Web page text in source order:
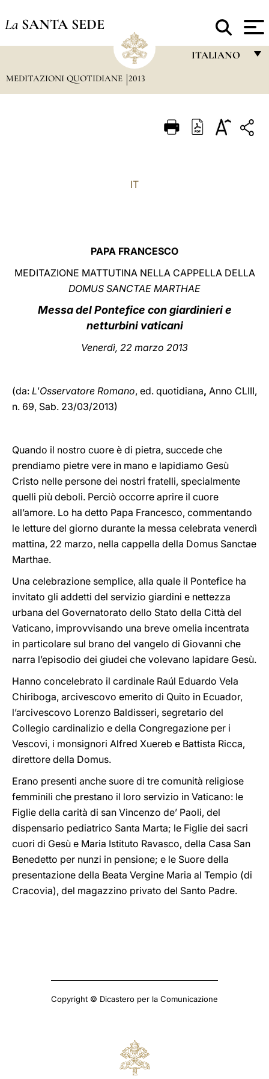
La SANTA SEDE
ITALIANO
ITALIANO
中文
LATINE
MEDITAZIONI QUOTIDIANE 2013
IT
PAPA FRANCESCO
MEDITAZIONE MATTUTINA NELLA CAPPELLA DELLA
DOMUS SANCTAE MARTHAE
Messa del Pontefice con giardinieri e
netturbini vaticani
Venerdì, 22 marzo 2013
(da: L'Osservatore Romano, ed. quotidiana, Anno CLIII,
n. 69, Sab. 23/03/2013)
Quando il nostro cuore è di pietra, succede che
prendiamo pietre vere in mano e lapidiamo Gesù
Cristo nelle persone dei nostri fratelli, specialmente
quelli più deboli. Perciò occorre aprire il cuore
all’amore. Lo ha detto Papa Francesco, commentando
le letture del giorno durante la messa celebrata venerdì
mattina, 22 marzo, nella cappella della Domus Sanctae
Marthae.
Una celebrazione semplice, alla quale il Pontefice ha
invitato gli addetti del servizio giardini e nettezza
urbana del Governatorato dello Stato della Città del
Vaticano, improvvisando una breve omelia incentrata
in particolare sul brano del vangelo di Giovanni che
narra l’episodio dei giudei che volevano lapidare Gesù.
Hanno concelebrato il cardinale Raúl Eduardo Vela
Chiriboga, arcivescovo emerito di Quito in Ecuador,
l’arcivescovo Lorenzo Baldisseri, segretario del
Collegio cardinalizio e della Congregazione per i
Vescovi, i monsignori Alfred Xuereb e Battista Ricca,
direttore della Domus.
Erano presenti anche suore di tre comunità religiose
femminili che prestano il loro servizio in Vaticano: le
Figlie della carità di san Vincenzo de’ Paoli, del
dispensario pediatrico Santa Marta; le Figlie dei sacri
cuori di Gesù e Maria Istituto Ravasco, della Casa San
Benedetto per nunzi in pensione; e le Suore della
presentazione della Beata Vergine Maria al Tempio (di
Cracovia), del magazzino privato del Santo Padre.
Copyright © Dicastero per la Comunicazione